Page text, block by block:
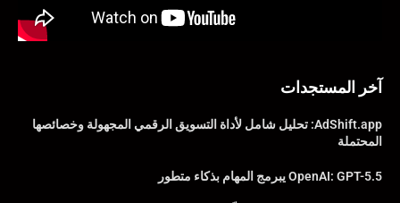
آخر المستجدات
AdShift.app: تحليل شامل لأداة التسويق الرقمي المجهولة وخصائصها
المحتملة
OpenAI: GPT-5.5 يبرمج المهام بذكاء متطور